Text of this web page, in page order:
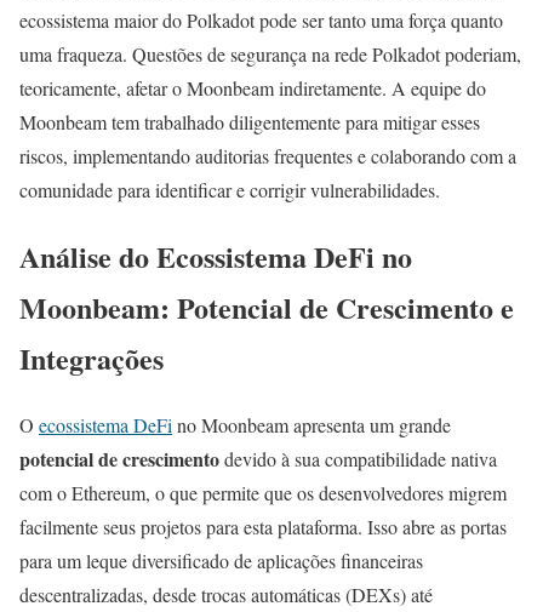
ecossistema maior do Polkadot pode ser tanto uma força quanto
uma fraqueza. Questões de segurança na rede Polkadot poderiam,
teoricamente, afetar o Moonbeam indiretamente. A equipe do
Moonbeam tem trabalhado diligentemente para mitigar esses
riscos, implementando auditorias frequentes e colaborando com a
comunidade para identificar e corrigir vulnerabilidades.
Análise do Ecossistema DeFi no
Moonbeam: Potencial de Crescimento e
Integrações
O ecossistema DeFi no Moonbeam apresenta um grande
potencial de crescimentodevido à sua compatibilidade nativa
com o Ethereum, o que permite que os desenvolvedores migrem
facilmente seus projetos para esta plataforma. Isso abre as portas
para um leque diversificado de aplicações financeiras
descentralizadas, desde trocas automáticas (DEXs) até